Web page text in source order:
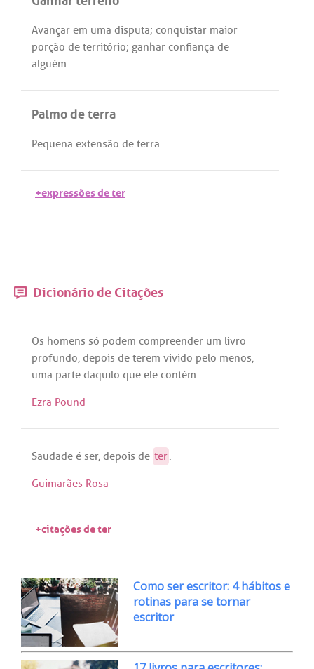
Avançar em uma disputa; conquistar maior
porção de território; ganhar confiança de
alguém.
Palmo de terra
Pequena extensão de terra.
+expressões de ter
Dicionário de Citações
Os homens só podem compreender um livro
profundo, depois de terem vivido pelo menos,
uma parte daquilo que ele contém.
Ezra Pound
Saudade é ser, depois de ter.
Guimarães Rosa
+citações de ter
Como ser escritor: 4 hábitos e
rotinas para se tornar
escritor